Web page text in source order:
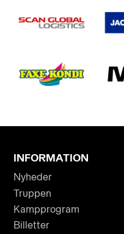
INFORMATION
Nyheder
Truppen
Kampprogram
Billetter